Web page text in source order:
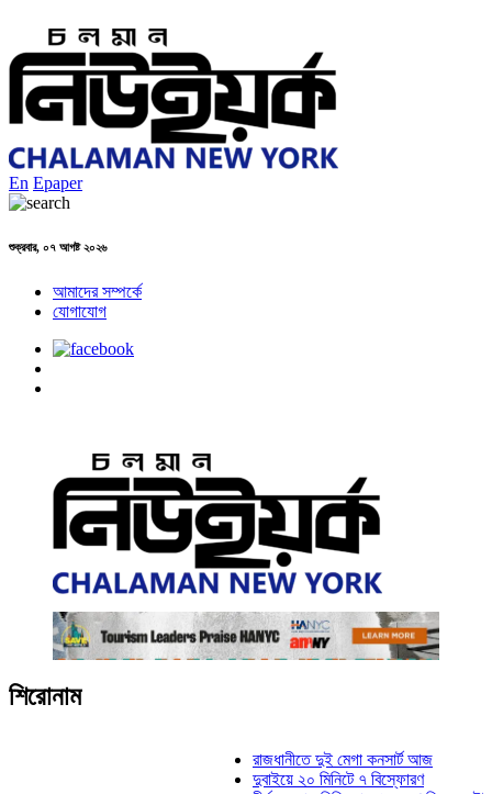
En Epaper
শুক্রবার, ০৭ আগষ্ট ২০২৬
আমাদের সম্পর্কে
যোগাযোগ
শিরোনাম
রাজধানীতে দুই মেগা কনসার্ট আজ
দুবাইয়ে ২০ মিনিটে ৭ বিস্ফোরণ